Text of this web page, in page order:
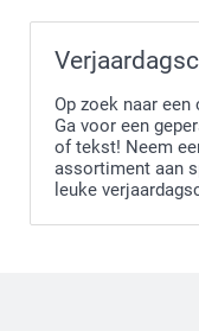
Op zoek naar een
Ga voor een
of tekst! Neem
assortiment aan
leuke